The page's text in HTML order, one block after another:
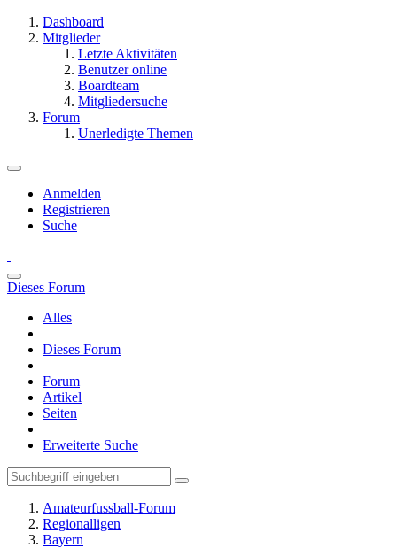
Dashboard
Mitglieder
Letzte Aktivitäten
Benutzer online
Boardteam
Mitgliedersuche
Forum
Unerledigte Themen
Anmelden
Registrieren
Suche
Dieses Forum
Alles
Dieses Forum
Forum
Artikel
Seiten
Erweiterte Suche
Amateurfussball-Forum
Regionalligen
Bayern